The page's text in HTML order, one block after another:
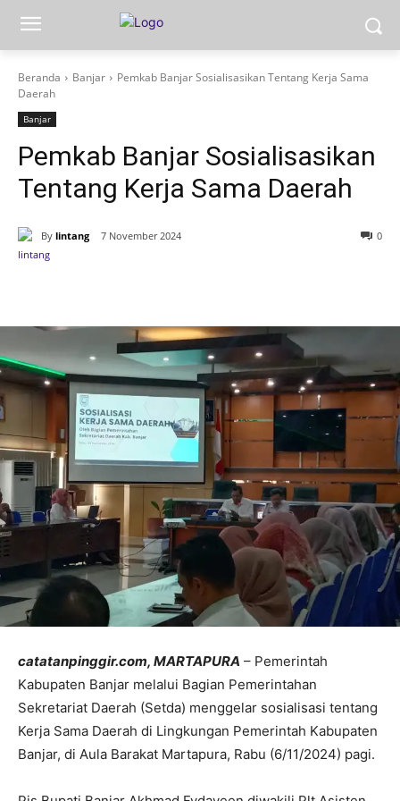
Beranda Banjar
Pemkab Banjar Sosialisasikan Tentang Kerja Sama
Daerah
Banjar
Pemkab Banjar Sosialisasikan
Tentang Kerja Sama Daerah
By lintang 7 November 2024 0
catatanpinggir.com, MARTAPURA – Pemerintah
Kabupaten Banjar melalui Bagian Pemerintahan
Sekretariat Daerah (Setda) menggelar sosialisasi tentang
Kerja Sama Daerah di Lingkungan Pemerintah Kabupaten
Banjar, di Aula Barakat Martapura, Rabu (6/11/2024) pagi.